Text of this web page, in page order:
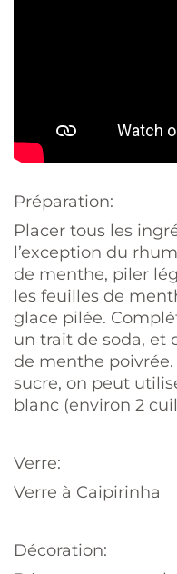
Préparation:
Placer tous les
l’exception du
de menthe, piler
les feuilles de
glace pilée.
un trait de soda, et
de menthe
sucre, on peut
blanc (environ 2
Verre:
Verre à Caipirinha
Décoration: